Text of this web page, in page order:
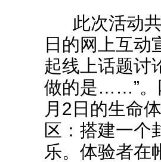
此次活动共
日的网上互动
起线上话题
做的是……”。
月2日的生命
区：搭建一个
乐。体验者在